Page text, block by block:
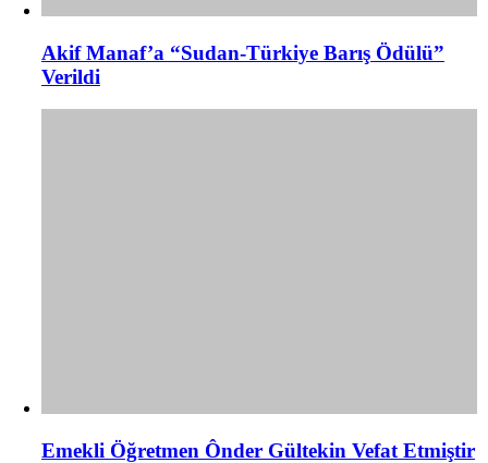
Akif Manaf’a “Sudan-Türkiye Barış Ödülü”
Verildi
Emekli Öğretmen Ônder Gültekin Vefat Etmiştir